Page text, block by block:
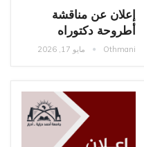
إعلان عن مناقشة
أطروحة دكتوراه
Othmani مايو 17, 2026